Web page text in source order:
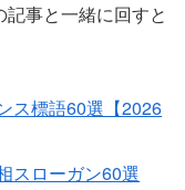
事と一緒に回すと
ス標語60選【2026
スローガン60選